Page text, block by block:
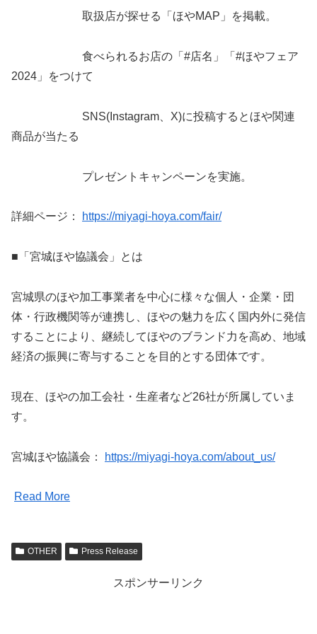
取扱店が探せる「ほやMAP」を掲載。
食べられるお店の「#店名」「#ほやフェア
2024」をつけて
SNS(Instagram、X)に投稿するとほや関連
商品が当たる
プレゼントキャンペーンを実施。
詳細ページ： https://miyagi-hoya.com/fair/
■「宮城ほや協議会」とは
宮城県のほや加工事業者を中心に様々な個人・企業・団
体・行政機関等が連携し、ほやの魅力を広く国内外に発信
することにより、継続してほやのブランド力を高め、地域
経済の振興に寄与することを目的とする団体です。
現在、ほやの加工会社・生産者など26社が所属していま
す。
宮城ほや協議会： https://miyagi-hoya.com/about_us/
Read More
OTHER Press Release
スポンサーリンク